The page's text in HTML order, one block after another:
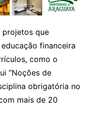
projetos que
financeira
como o
”Noções de
obrigatória no
mais de 20